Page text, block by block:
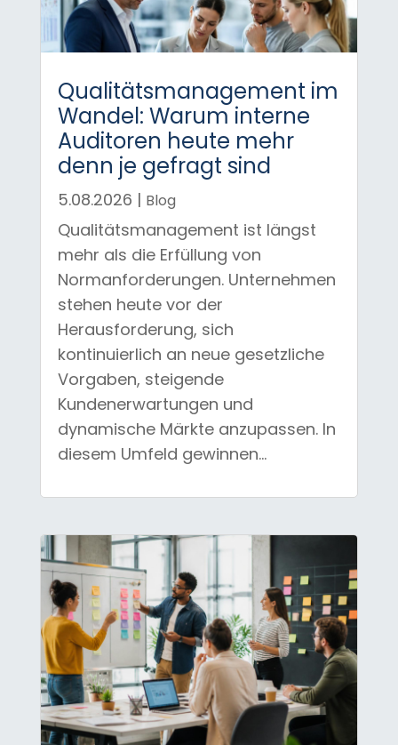
Qualitätsmanagement im
Wandel: Warum interne
Auditoren heute mehr
denn je gefragt sind
5.08.2026 | Blog
Qualitätsmanagement ist längst
mehr als die Erfüllung von
Normanforderungen. Unternehmen
stehen heute vor der
Herausforderung, sich
kontinuierlich an neue gesetzliche
Vorgaben, steigende
Kundenerwartungen und
dynamische Märkte anzupassen. In
diesem Umfeld gewinnen...